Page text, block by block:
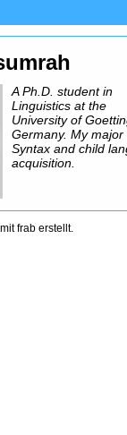
A Ph.D. student in
Linguistics at the
University of
Germany. My major
Syntax and child
acquisition.
mitfrab erstellt.